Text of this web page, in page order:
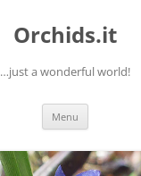
Orchids.it
…just a wonderful world!
Menu